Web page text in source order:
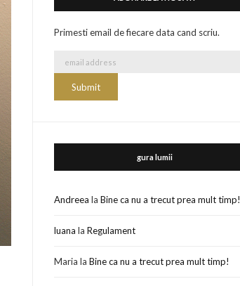
Primesti email de fiecare data cand scriu.
gura lumii
Andreea laBine ca nu a trecut prea mult timp!
luana laRegulament
Maria laBine ca nu a trecut prea mult timp!